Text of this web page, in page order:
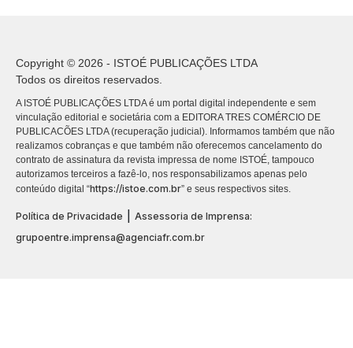
Copyright © 2026 - ISTOÉ PUBLICAÇÕES LTDA
Todos os direitos reservados.
A ISTOÉ PUBLICAÇÕES LTDA é um portal digital independente e sem
vinculação editorial e societária com a EDITORA TRES COMÉRCIO DE
PUBLICACÕES LTDA (recuperação judicial). Informamos também que não
realizamos cobranças e que também não oferecemos cancelamento do
contrato de assinatura da revista impressa de nome ISTOÉ, tampouco
autorizamos terceiros a fazê-lo, nos responsabilizamos apenas pelo
conteúdo digital “https://istoe.com.br” e seus respectivos sites.
Política de Privacidade
Assessoria de Imprensa:
grupoentre.imprensa@agenciafr.com.br